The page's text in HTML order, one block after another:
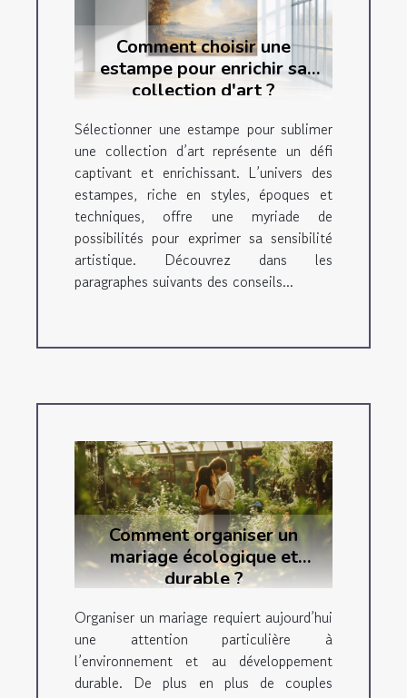
Comment choisir une
estampe pour enrichir sa
collection d'art ?
Sélectionner une estampe pour sublimer
une collection d’art représente un défi
captivant et enrichissant. L’univers des
estampes, riche en styles, époques et
techniques, offre une myriade de
possibilités pour exprimer sa sensibilité
artistique. Découvrez dans les
paragraphes suivants des conseils...
Comment organiser un
mariage écologique et
durable ?
Organiser un mariage requiert aujourd’hui
une attention particulière à
l’environnement et au développement
durable. De plus en plus de couples